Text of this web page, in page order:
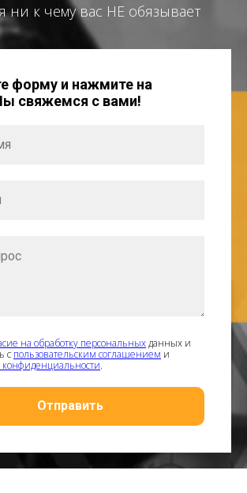
ни к чему вас НЕ обязывает
форму и нажмите на
свяжемся с вами!
на обработку персональныхданных и
с пользовательским соглашением и
конфиденциальности.
Отправить